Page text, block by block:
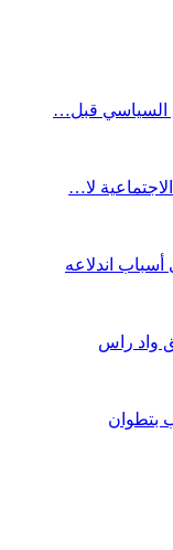
السياسي قبل…
لا…
اندلاعه
واد راس
بتطوان